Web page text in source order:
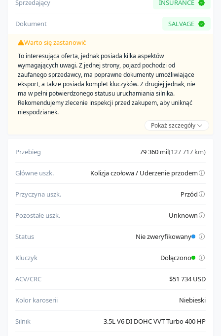
Sprzedający INSURANCE
Dokument SALVAGE
Warto się zastanowić
To interesująca oferta, jednak posiada kilka aspektów
wymagających uwagi. Z jednej strony, pojazd pochodzi od
zaufanego sprzedawcy, ma poprawne dokumenty umożliwiające
eksport, a także posiada komplet kluczyków. Z drugiej jednak, nie
ma w pełni potwierdzonego statusu uruchamiania silnika.
Rekomendujemy zlecenie inspekcji przed zakupem, aby uniknąć
niespodzianek.
Pokaż szczegóły
ma poprawne dokumenty umożliwiające eksport
Do weryfikacji:
nie ma w pełni potwierdzonego statusu uruchamiania silnika
Przebieg 79 360 mil(127 717 km)
Główne uszk. Kolizja czołowa / Uderzenie przodem
Przyczyna uszk. Przód
Pozostałe uszk. Unknown
Status Nie zweryfikowany
Kluczyk Dołączono
ACV/CRC $51 734 USD
Kolor karoserii Niebieski
Silnik 3.5L V6 DI DOHC VVT Turbo 400 HP